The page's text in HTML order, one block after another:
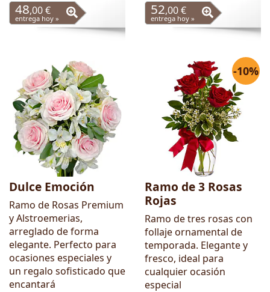
48,00 €
entrega hoy »
52,00 €
entrega hoy »
Dulce Emoción
Ramo de Rosas Premium
y Alstroemerias,
arreglado de forma
elegante. Perfecto para
ocasiones especiales y
un regalo sofisticado que
encantará
-10%
Ramo de 3 Rosas
Rojas
Ramo de tres rosas con
follaje ornamental de
temporada. Elegante y
fresco, ideal para
cualquier ocasión
especial